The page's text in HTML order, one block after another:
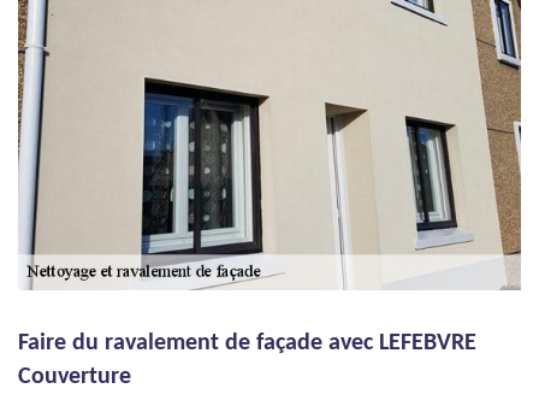
Faire du ravalement de façade avec LEFEBVRE
Couverture